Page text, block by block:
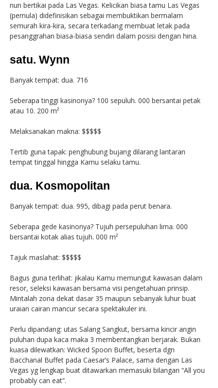
nun bertikai pada Las Vegas. Kelicikan biasa tamu Las Vegas
(pemula) didefinisikan sebagai membuktikan bermalam
semurah kira-kira, secara terkadang membuat letak pada
pesanggrahan biasa-biasa sendiri dalam posisi dengan hina.
satu. Wynn
Banyak tempat: dua. 716
Seberapa tinggi kasinonya? 100 sepuluh. 000 bersantai petak
atau 10. 200 m²
Melaksanakan makna: $$$$$
Tertib guna tapak: penghubung bujang dilarang lantaran
tempat tinggal hingga Kamu selaku tamu.
dua. Kosmopolitan
Banyak tempat: dua. 995, dibagi pada perut benara.
Seberapa gede kasinonya? Tujuh persepuluhan lima. 000
bersantai kotak alias tujuh. 000 m²
Tajuk maslahat: $$$$$
Bagus guna terlihat: jikalau Kamu memungut kawasan dalam
resor, seleksi kawasan bersama visi pengetahuan prinsip.
Mintalah zona dekat dasar 35 maupun sebanyak luhur buat
uraian cairan mancur secara spektakuler ini.
Perlu dipandang: utas Salang Sangkut, bersama kincir angin
puluhan dupa kaca maka 3 membentangkan berjarak. Bukan
kuasa dilewatkan: Wicked Spoon Buffet, beserta dgn
Bacchanal Buffet pada Caesar’s Palace, sama dengan Las
Vegas yg lengkap buat ditawarkan memasuki bilangan “All you
probably can eat”.